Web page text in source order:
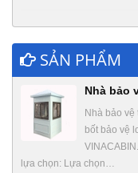
SẢN PHẨM
Nhà bảo
Nhà bảo vệ
bốt bảo vệ
lựa chọn: Lựa chọn…